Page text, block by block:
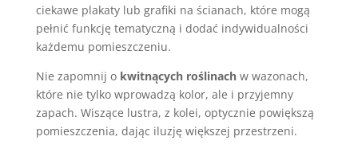
ciekawe plakaty lub grafiki na ścianach, które mogą
pełnić funkcję tematyczną i dodać indywidualności
każdemu pomieszczeniu.
Nie zapomnij o kwitnących roślinachw wazonach,
które nie tylko wprowadzą kolor, ale i przyjemny
zapach. Wiszące lustra, z kolei, optycznie powiększą
pomieszczenia, dając iluzję większej przestrzeni.